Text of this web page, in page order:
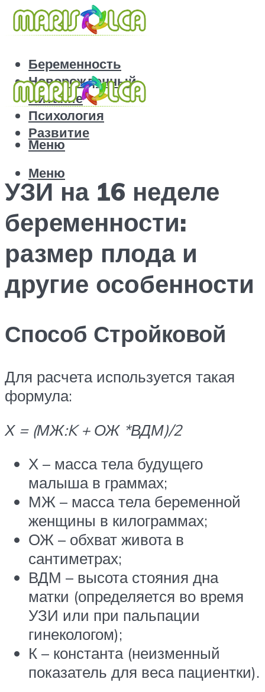
Беременность
Новорожденный
Питание
Психология
Развитие
Меню
Меню
УЗИ на 16 неделе
беременности:
размер плода и
другие особенности
Способ Стройковой
Для расчета используется такая
формула:
Х = (МЖ:K + ОЖ *ВДМ)/2
Х – масса тела будущего
малыша в граммах;
МЖ – масса тела беременной
женщины в килограммах;
ОЖ – обхват живота в
сантиметрах;
ВДМ – высота стояния дна
матки (определяется во время
УЗИ или при пальпации
гинекологом);
К – константа (неизменный
показатель для веса пациентки).